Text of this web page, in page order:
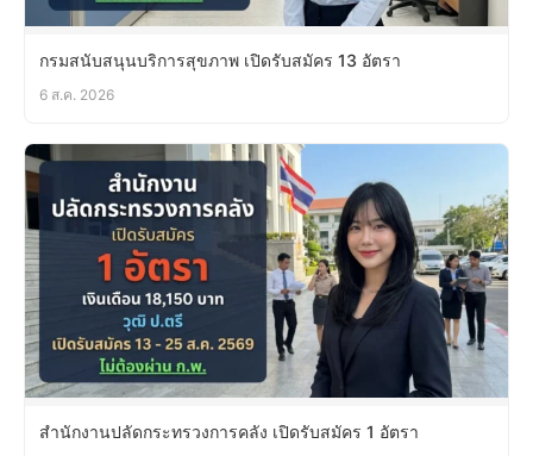
กรมสนับสนุนบริการสุขภาพ เปิดรับสมัคร 13 อัตรา
6 ส.ค. 2026
สำนักงานปลัดกระทรวงการคลัง เปิดรับสมัคร 1 อัตรา